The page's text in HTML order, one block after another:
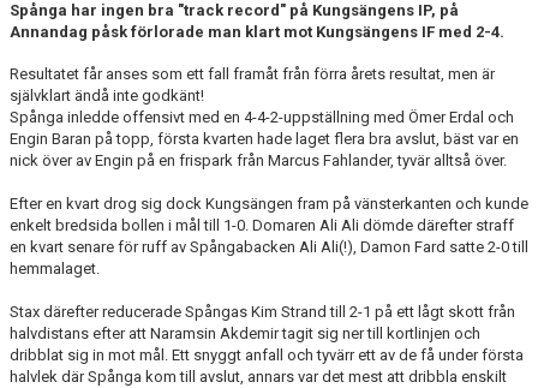
Spånga har ingen bra "track record" på Kungsängens IP, på
Annandag påsk förlorade man klart mot Kungsängens IF med 2-4.
Resultatet får anses som ett fall framåt från förra årets resultat, men är
självklart ändå inte godkänt!
Spånga inledde offensivt med en 4-4-2-uppställning med Ömer Erdal och
Engin Baran på topp, första kvarten hade laget flera bra avslut, bäst var en
nick över av Engin på en frispark från Marcus Fahlander, tyvär alltså över.
Efter en kvart drog sig dock Kungsängen fram på vänsterkanten och kunde
enkelt bredsida bollen i mål till 1-0. Domaren Ali Ali dömde därefter straff
en kvart senare för ruff av Spångabacken Ali Ali(!), Damon Fard satte 2-0 till
hemmalaget.
Stax därefter reducerade Spångas Kim Strand till 2-1 på ett lågt skott från
halvdistans efter att Naramsin Akdemir tagit sig ner till kortlinjen och
dribblat sig in mot mål. Ett snyggt anfall och tyvärr ett av de få under första
halvlek där Spånga kom till avslut, annars var det mest att dribbla enskilt